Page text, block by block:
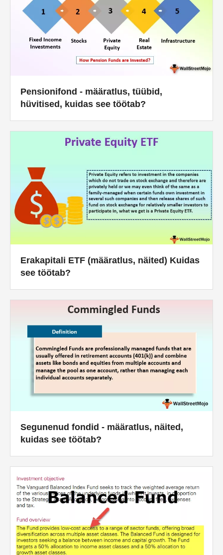
Pensionifond - määratlus, tüübid,
hüvitised, kuidas see töötab?
Erakapitali ETF (määratlus, näited) Kuidas
see töötab?
Segunenud fondid - määratlus, näited,
kuidas see töötab?